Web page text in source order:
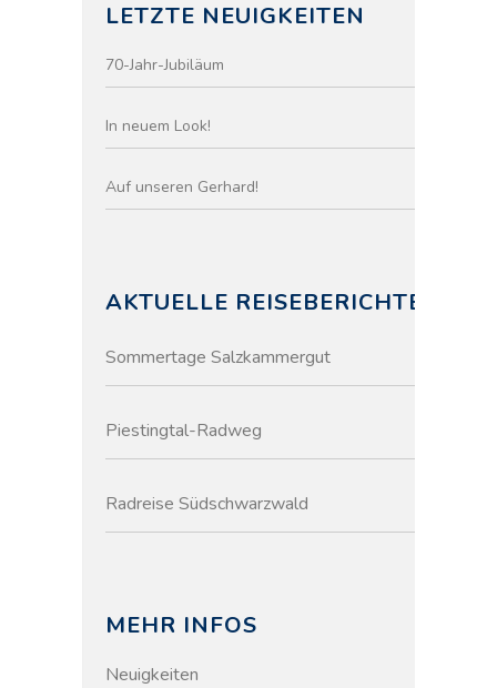
LETZTE NEUIGKEITEN
70-Jahr-Jubiläum
In neuem Look!
Auf unseren Gerhard!
AKTUELLE REISEBERICHTE
Sommertage Salzkammergut
Piestingtal-Radweg
Radreise Südschwarzwald
MEHR INFOS
Neuigkeiten